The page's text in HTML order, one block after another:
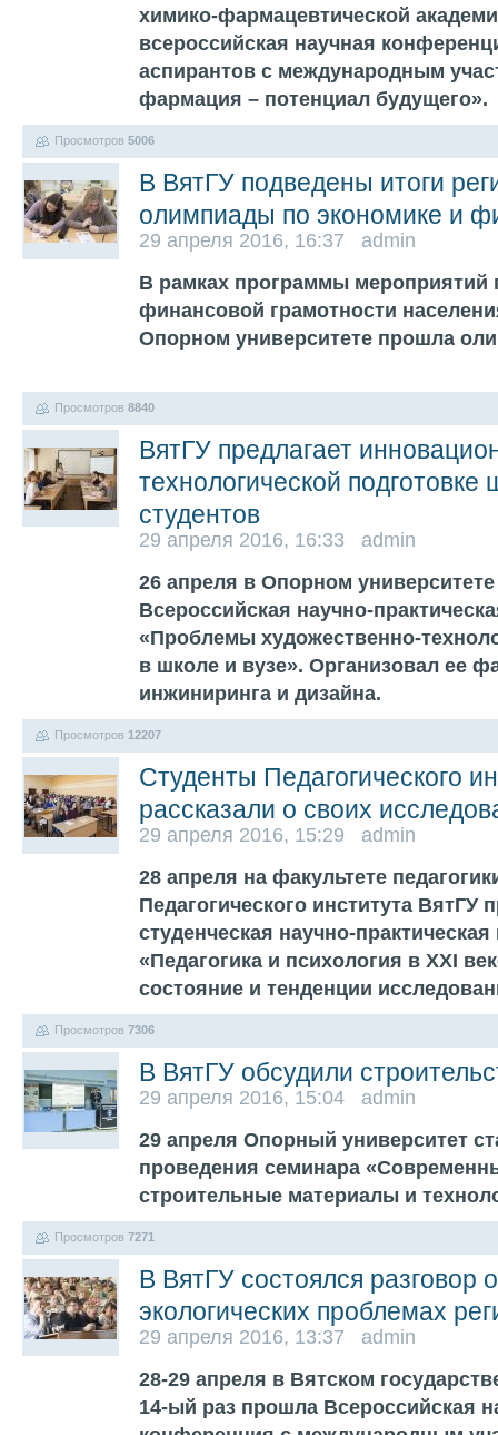
химико-фармацевтической
всероссийская научная
аспирантов с международным
фармация – потенциал будущего».
Просмотров 5006
В ВятГУ подведены итоги
олимпиады по экономике и
29 апреля 2016, 16:37 admin
В рамках программы
финансовой грамотности
Опорном университете прошла
Просмотров 8840
ВятГУ предлагает
технологической подготовке
студентов
29 апреля 2016, 16:33 admin
26 апреля в Опорном университете
Всероссийская научно-
«Проблемы художественно-
в школе и вузе». Организовал ее
инжиниринга и дизайна.
Просмотров 12207
Студенты Педагогического
рассказали о своих
29 апреля 2016, 15:29 admin
28 апреля на факультете
Педагогического института ВятГУ
студенческая научно-
«Педагогика и психология в XXI
состояние и тенденции
Просмотров 7306
В ВятГУ обсудили
29 апреля 2016, 15:04 admin
29 апреля Опорный университет
проведения семинара
строительные материалы и
Просмотров 7271
В ВятГУ состоялся разговор
экологических проблемах
29 апреля 2016, 13:37 admin
28-29 апреля в Вятском
14-ый раз прошла Всероссийская